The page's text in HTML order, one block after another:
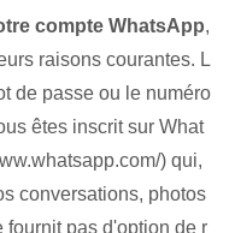
compte WhatsApp,
raisons courantes. L
de passe ou le ‌numéro
êtes inscrit sur What
) qui,
conversations, photos
fournit pas⁤ d'option de r